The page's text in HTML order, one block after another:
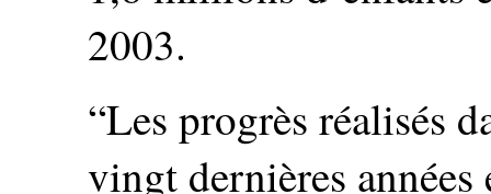
2003.
“Les progrès réalisés
vingt dernières années